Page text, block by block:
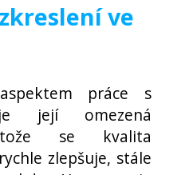
ve
práce s
její omezená
se kvalita
zlepšuje, stále